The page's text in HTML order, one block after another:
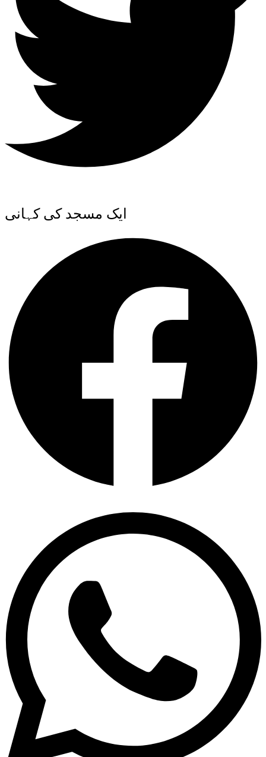
ایک مسجد کی کہانی